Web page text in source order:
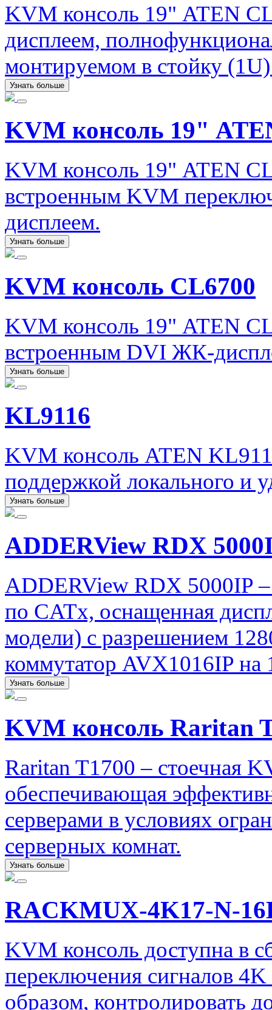
KVM консоль 19" ATEN
дисплеем,
монтируемом в стойку
Узнать больше
KVM консоль 19"
KVM консоль 19" ATEN
встроенным KVM
дисплеем.
Узнать больше
KVM консоль CL6700
KVM консоль 19" ATEN
встроенным DVI ЖК-
Узнать больше
KL9116
KVM консоль ATEN
поддержкой локального и
Узнать больше
ADDERView RDX
ADDERView RDX 5000IP
по CATx, оснащенная
модели) с разрешением
коммутатор AVX1016IP на
Узнать больше
KVM консоль Raritan
Raritan T1700 – стоечная
обеспечивающая
серверами в условиях
серверных комнат.
Узнать больше
RACKMUX-4K17-N-
KVM консоль доступна в
переключения сигналов
образом, контролировать